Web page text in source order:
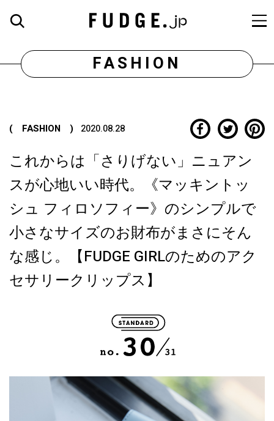
FASHION
( FASHION ) 2020.08.28
これからは「さりげない」ニュアン
スが心地いい時代。《マッキントッ
シュ フィロソフィー》のシンプルで
小さなサイズのお財布がまさにそん
な感じ。【FUDGE GIRLのためのアク
セサリークリップス】